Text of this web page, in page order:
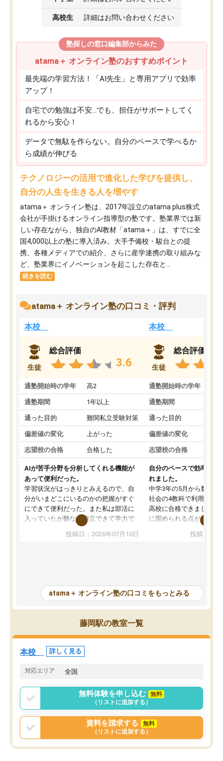
高校生 詳細はお問い合わせください
塾探しの窓口編集部からみた
atama＋ オンライン塾のおすすめポイント
最先端の学習方法！「AI先生」と専用アプリで効率
アップ！
自宅での勉強は不安…でも、担任がサポートしてく
れるから安心！
データで無駄を作らない。自分のペースで学べるか
ら成績が伸びる
テクノロジーの活用で進化した学びを提供し、
自分の人生を生きる人を増やす
atama＋ オンライン塾は、2017年設立のatama plus株式
会社が手掛けるオンライン指導型の塾です。塾業界では新
しい存在ながら、独自のAI教材「atama＋」は、すでに全
国4,000以上の塾に導入済み。大手予備校・駿台との提
携、各種メディアでの紹介、さらに産学連携の取り組みな
ど、塾業界にイノベーションを起こした存在と...
続きを読む
atama＋ オンライン塾の口コミ・評判
本校
生徒
総合評価
3.6
通塾開始時の学年 高2
通塾期間 1年以上
通った目的 難関私立受験対策
偏差値の変化 上がった
志望校の合格 合格した
AIが苦手分野を分析してくれる機能が
あって便利だった。
学習状況がはっきりとみえるので、自
分がいまどこにいるのかの把握がすぐ
にできて便利だった。また私は部活に
入っていたが難なく両立できて学力で
も部活でも結果を残すことができてよ
かった。また問題演習の際に、自分が
が、自分で自分の管理ができない人に
とっては難しい部分もあるのではない
かと思った。
投稿日：2026年07月10日
本校
生徒
総合評価
通塾開始時の学年
通塾期間
通った目的
偏差値の変化
志望校の合格
自分のペースで効率よく
れました。
中学3年の5月から数学・
社会の4教科で利用し、
高校に合格できました。
に固められる点が魅力で
項目のおかげで、手軽
元数が可視化されるので
しながら意欲的に取り組
常に効果を実感している
すめできる塾です。
投稿日：
atama＋ オンライン塾の口コミをもっとみる
藤岡駅の教室一覧
本校 詳しく見る
対応エリア 全国
無料体験を申し込む
無料
（リストに追加する）
資料を請求する
無料
（リストに追加する）